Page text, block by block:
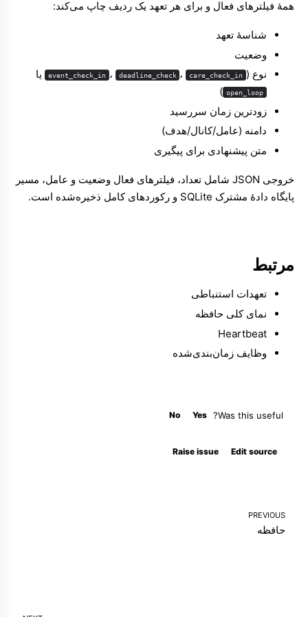
همهٔ فیلترهای فعال و برای هر تعهد یک ردیف چاپ می‌کند:
شناسهٔ تعهد
وضعیت
نوع (
event_check_in ، deadline_check ، care_check_in یا
open_loop
)
زودترین زمان سررسید
دامنه (عامل/کانال/هدف)
متن پیشنهادی برای پیگیری
خروجی JSON شامل تعداد، فیلترهای فعال وضعیت و عامل، مسیر
پایگاه دادهٔ مشترک SQLite و رکوردهای کامل ذخیره‌شده است.
مرتبط
تعهدات استنباطی
نمای کلی حافظه
Heartbeat
وظایف زمان‌بندی‌شده
Was this useful?
Yes
No
Edit source
Raise issue
PREVIOUS
حافظه